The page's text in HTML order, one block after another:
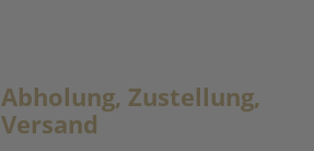
Abholung, Zustellung,
Versand